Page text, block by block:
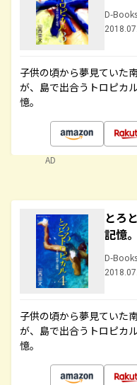
D-Books
子供の頃から夢見ていた
が、島で出合うトロピカ
憶。
AD
とろ
記憶
D-Books
子供の頃から夢見ていた
が、島で出合うトロピカ
憶。